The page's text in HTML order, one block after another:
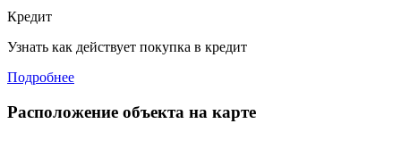
Кредит
Узнать как действует покупка в кредит
Подробнее
Расположение объекта на карте